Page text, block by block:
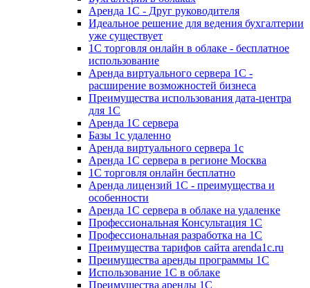
Аренда 1С - Друг руководителя
Идеальное решение для ведения бухгалтерии
уже существует
1С торговля онлайн в облаке - бесплатное
использование
Аренда виртуального сервера 1С -
расширение возможностей бизнеса
Преимущества использования дата-центра
для 1С
Аренда 1С сервера
Базы 1с удаленно
Аренда виртуального сервера 1с
Аренда 1С сервера в регионе Москва
1С торговля онлайн бесплатно
Аренда лицензий 1С - преимущества и
особенности
Аренда 1С сервера в облаке на удаленке
Профессиональная Консультация 1С
Профессиональная разработка на 1С
Преимущества тарифов сайта arenda1c.ru
Преимущества аренды программы 1С
Использование 1С в облаке
Преимущества аренды 1С